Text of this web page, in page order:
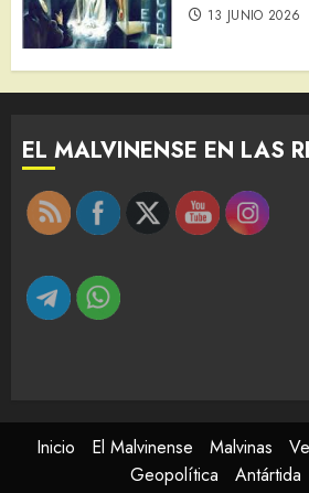
13 JUNIO 2026
EL MALVINENSE EN LAS
Inicio El Malvinense Malvinas
Geopolítica
Antártida